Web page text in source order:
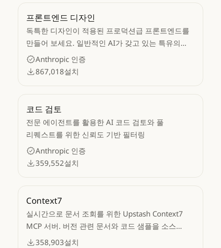
프론트엔드 디자인
독특한 디자인이 적용된 프로덕션급 프론트엔드를
만들어 보세요. 일반적인 AI가 갖고 있는 특유의
정형성을 탈피한 정교한 코드를 생성해 보세요.
Anthropic 인증
867,018설치
코드 검토
전문 에이전트를 활용한 AI 코드 검토와 풀
리퀘스트를 위한 신뢰도 기반 필터링
Anthropic 인증
359,552설치
Context7
실시간으로 문서 조회를 위한 Upstash Context7
MCP 서버. 버전 관련 문서와 코드 샘플을 소스
저장소에서 LLM 컨텍스트로 가져옵니다.
358,903설치